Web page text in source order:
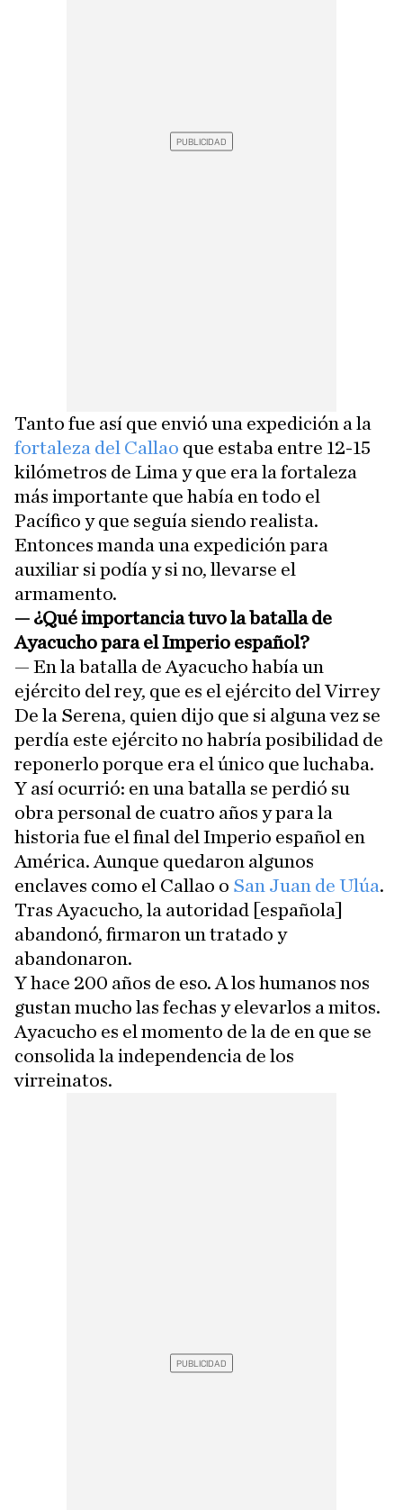
Tanto fue así que envió una expedición a la
fortaleza del Callao que estaba entre 12-15
kilómetros de Lima y que era la fortaleza
más importante que había en todo el
Pacífico y que seguía siendo realista.
Entonces manda una expedición para
auxiliar si podía y si no, llevarse el
armamento.
— ¿Qué importancia tuvo la batalla de
Ayacucho para el Imperio español?
— En la batalla de Ayacucho había un
ejército del rey, que es el ejército del Virrey
De la Serena, quien dijo que si alguna vez se
perdía este ejército no habría posibilidad de
reponerlo porque era el único que luchaba.
Y así ocurrió: en una batalla se perdió su
obra personal de cuatro años y para la
historia fue el final del Imperio español en
América. Aunque quedaron algunos
enclaves como el Callao o San Juan de Ulúa.
Tras Ayacucho, la autoridad [española]
abandonó, firmaron un tratado y
abandonaron.
Y hace 200 años de eso. A los humanos nos
gustan mucho las fechas y elevarlos a mitos.
Ayacucho es el momento de la de en que se
consolida la independencia de los
virreinatos.